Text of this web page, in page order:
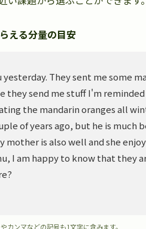
える分量の目安
They sent me some
they send me stuff I'm
the mandarin oranges all
of years ago, but he is much
is also well and she
I am happy to know that they
ンマなどの記号も1文字に含みます。